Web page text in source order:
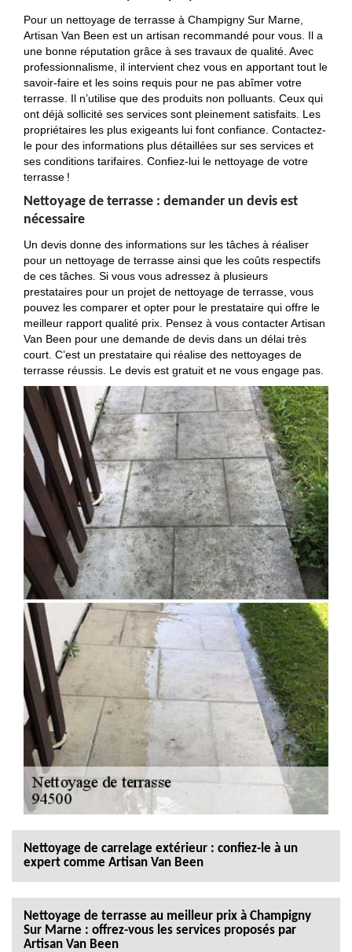
Pour un nettoyage de terrasse à Champigny Sur Marne,
Artisan Van Been est un artisan recommandé pour vous. Il a
une bonne réputation grâce à ses travaux de qualité. Avec
professionnalisme, il intervient chez vous en apportant tout le
savoir-faire et les soins requis pour ne pas abîmer votre
terrasse. Il n’utilise que des produits non polluants. Ceux qui
ont déjà sollicité ses services sont pleinement satisfaits. Les
propriétaires les plus exigeants lui font confiance. Contactez-
le pour des informations plus détaillées sur ses services et
ses conditions tarifaires. Confiez-lui le nettoyage de votre
terrasse !
Nettoyage de terrasse : demander un devis est
nécessaire
Un devis donne des informations sur les tâches à réaliser
pour un nettoyage de terrasse ainsi que les coûts respectifs
de ces tâches. Si vous vous adressez à plusieurs
prestataires pour un projet de nettoyage de terrasse, vous
pouvez les comparer et opter pour le prestataire qui offre le
meilleur rapport qualité prix. Pensez à vous contacter Artisan
Van Been pour une demande de devis dans un délai très
court. C’est un prestataire qui réalise des nettoyages de
terrasse réussis. Le devis est gratuit et ne vous engage pas.
Nettoyage de carrelage extérieur : confiez-le à un
expert comme Artisan Van Been
Nettoyage de terrasse au meilleur prix à Champigny
Sur Marne : offrez-vous les services proposés par
Artisan Van Been